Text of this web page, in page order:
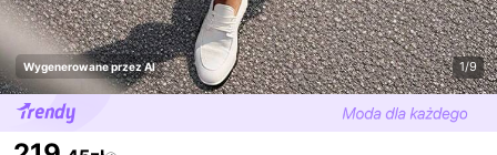
Wygenerowane przez AI 1/9